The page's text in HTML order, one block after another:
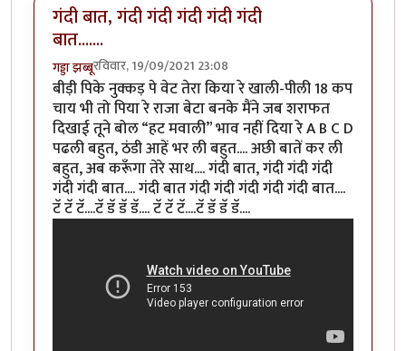
गंदी बात, गंदी गंदी गंदी गंदी गंदी
बात.......
गड्डा झब्बूरविवार, 19/09/2021 23:08
बीड़ी पिके नुक्कड़ पे वेट तेरा किया रे खाली-पीली 18 कप
चाय भी तो पिया रे राजा बेटा बनके मैंने जब शराफत
दिखाई तूने बोल “हट मवाली” भाव नहीं दिया रे A B C D
पढली बहुत, ठंडी आहें भर ली बहुत.... अछी बातें कर ली
बहुत, अब करूँगा तेरे साथ.... गंदी बात, गंदी गंदी गंदी
गंदी गंदी बात.... गंदी बात गंदी गंदी गंदी गंदी गंदी बात....
टॅ टॅ टॅ....टॅ डॅ डॅ डॅ.... टॅ टॅ टॅ....टॅ डॅ डॅ डॅ....